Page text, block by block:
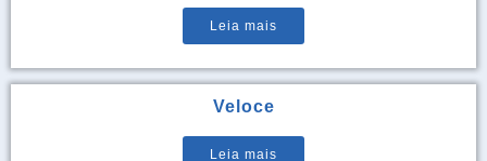
Leia mais
Veloce
Leia mais